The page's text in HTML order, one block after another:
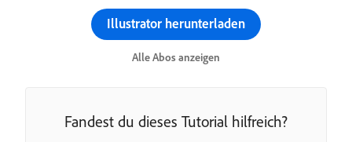
Illustrator herunterladen
Alle Abos anzeigen
Fandest du dieses Tutorial hilfreich?